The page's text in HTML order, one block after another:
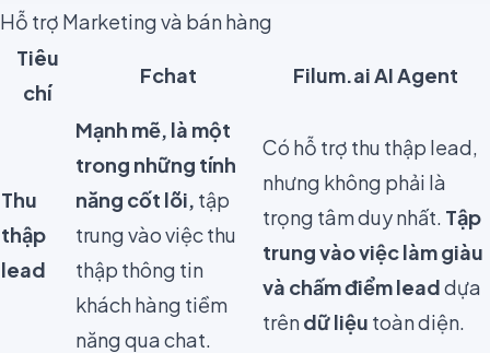
Hỗ trợ Marketing và bán hàng
Tiêu
chí
Fchat Filum.ai AI Agent
Thu
thập
lead
Mạnh mẽ, là một
trong những tính
năng cốt lõi, tập
trung vào việc thu
thập thông tin
khách hàng tiềm
năng qua chat.
Có hỗ trợ thu thập lead,
nhưng không phải là
trọng tâm duy nhất. Tập
trung vào việc làm giàu
và chấm điểm leaddựa
trêndữ liệu toàn diện.